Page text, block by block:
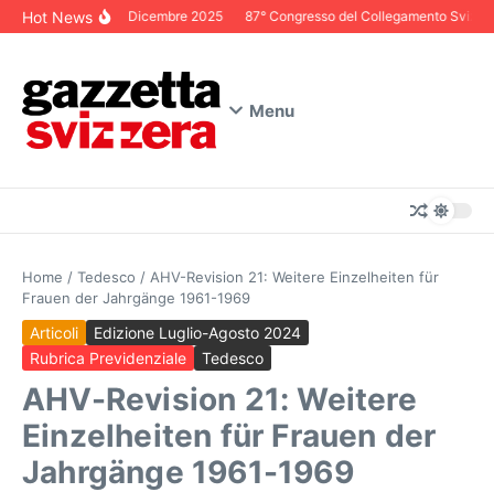
Salta al contenuto
Hot NewsEditoriale Dicembre 2025 87° Congresso del Collegamento
Menu
Home / Tedesco / AHV-Revision 21: Weitere Einzelheiten für
Frauen der Jahrgänge 1961-1969
Articoli
Edizione Luglio-Agosto 2024
Rubrica Previdenziale
Tedesco
AHV-Revision 21: Weitere
Einzelheiten für Frauen der
Jahrgänge 1961-1969